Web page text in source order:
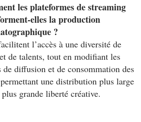
les plateformes de streaming
elles la production
?
l’accès à une diversité de
de talents, tout en modifiant les
de diffusion et de consommation des
une distribution plus large
grande liberté créative.